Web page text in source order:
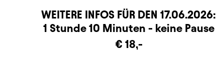
WEITERE INFOS FÜR DEN 17.06.2026:
1 Stunde 10 Minuten - keine Pause
€ 18,-